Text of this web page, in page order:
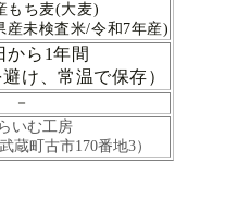
もち麦(大麦)
産未検査米/令和7年産)
から1年間
け、常温で保存）
－
いむ工房
蔵町古市170番地3）